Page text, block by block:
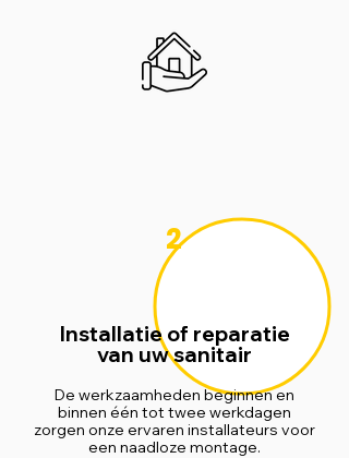
2
Installatie of reparatie
van uw sanitair
De werkzaamheden beginnen en
binnen één tot twee werkdagen
zorgen onze ervaren installateurs voor
een naadloze montage.